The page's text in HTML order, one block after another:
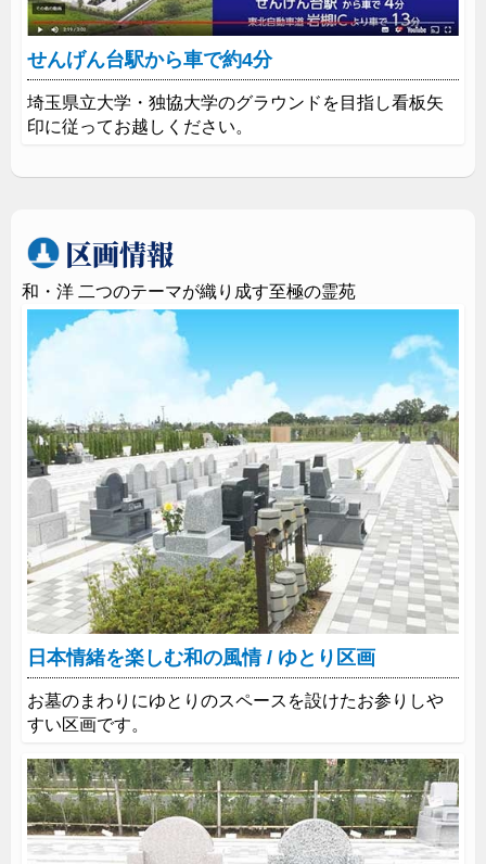
せんげん台駅から車で約4分
埼玉県立大学・独協大学のグラウンドを目指し看板矢
印に従ってお越しください。
区画情報
和・洋 二つのテーマが織り成す至極の霊苑
日本情緒を楽しむ和の風情 / ゆとり区画
お墓のまわりにゆとりのスペースを設けたお参りしや
すい区画です。